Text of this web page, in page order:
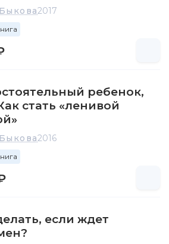
2017
ребенок,
стать «ленивой
2016
если ждет